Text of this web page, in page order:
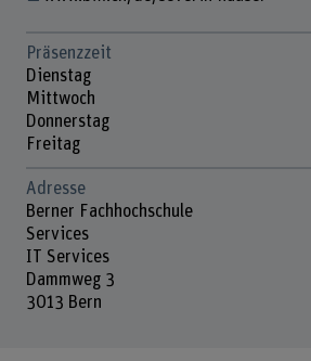
Präsenzzeit
Dienstag
Mittwoch
Donnerstag
Freitag
Adresse
Berner Fachhochschule
Services
IT Services
Dammweg 3
3013 Bern